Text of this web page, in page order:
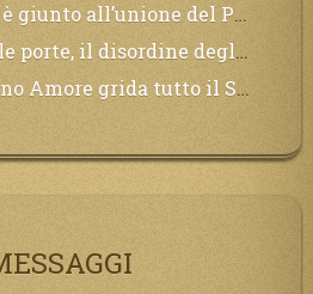
Padre con il figlio, non avete che da attendere pochissimo.
urlerà perdono, ma sarà troppo tardi, il tradimento è stato grande!
per i Suoi,richiama a Sé i lontani, affinché si pentano e tornino a Lui: